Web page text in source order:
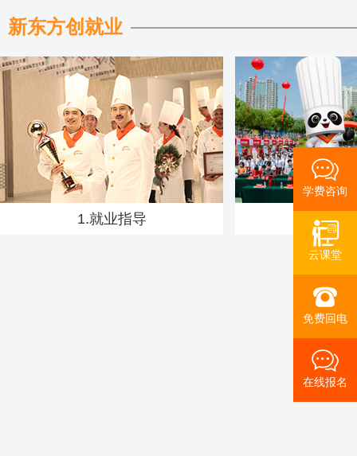
新东方创就业
1.就业指导 2.招聘
学费咨询
云课堂
免费回电
在线报名